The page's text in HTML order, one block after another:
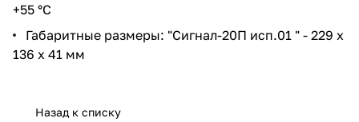
+55 °С
Габаритные размеры: "Сигнал-20П исп.01 " - 229 х
136 х 41 мм
Назад к списку